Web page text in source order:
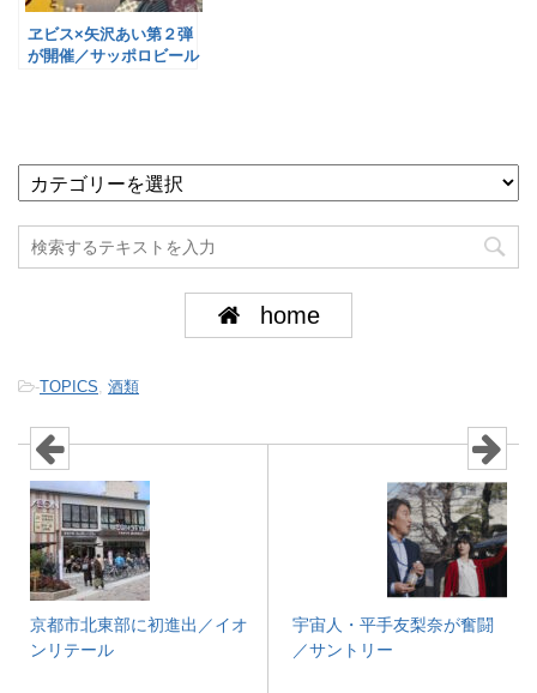
ヱビス×矢沢あい第２弾
が開催／サッポロビール
home
-TOPICS 酒類
京都市北東部に初進出／イオ
ンリテール
宇宙人・平手友梨奈が奮闘
／サントリー